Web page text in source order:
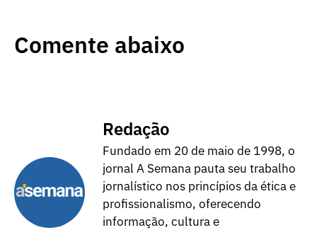
Comente abaixo
Redação
Fundado em 20 de maio de 1998, o
jornal A Semana pauta seu trabalho
jornalístico nos princípios da ética e
profissionalismo, oferecendo
informação, cultura e